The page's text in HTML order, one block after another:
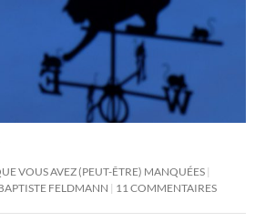
VOUS AVEZ (PEUT-ÊTRE) MANQUÉES
FELDMANN 11 COMMENTAIRES